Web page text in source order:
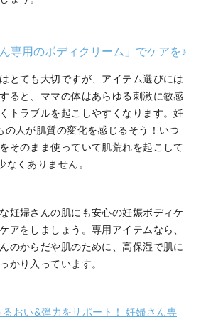
専用のボディクリーム」でケアを♪
とても大切ですが、アイテム選びには
ると、ママの体はあらゆる刺激に敏感
トラブルを起こしやすくなります。妊
の人が肌質の変化を感じるそう！いつ
そのまま使っていて肌荒れを起こして
くありません。
妊婦さんの肌にも安心の妊娠ボディケ
アをしましょう。専用アイテムなら、
のからだや肌のために、高保湿で肌に
かり入っています。
るおい&弾力をサポート！ 妊婦さん専